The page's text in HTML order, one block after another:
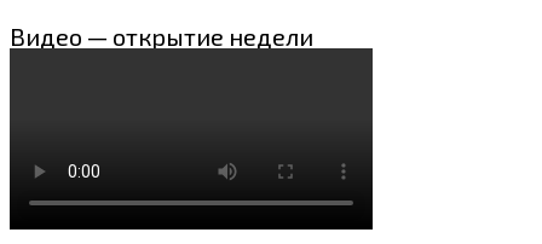
Видео — открытие недели